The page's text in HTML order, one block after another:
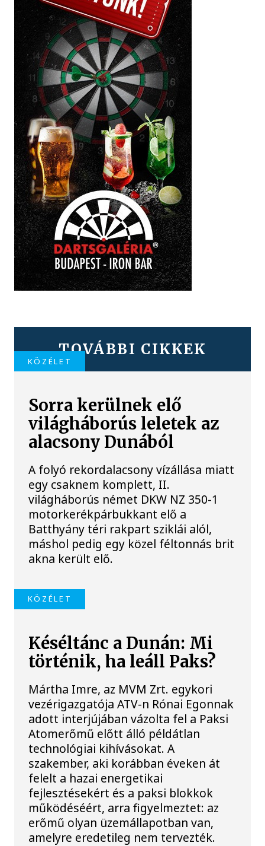
TOVÁBBI CIKKEK
KÖZÉLET
Sorra kerülnek elő
világháborús leletek az
alacsony Dunából
A folyó rekordalacsony vízállása miatt
egy csaknem komplett, II.
világháborús német DKW NZ 350-1
motorkerékpárbukkant elő a
Batthyány téri rakpart sziklái alól,
máshol pedig egy közel féltonnás brit
akna került elő.
KÖZÉLET
Késéltánc a Dunán: Mi
történik, ha leáll Paks?
Mártha Imre, az MVM Zrt. egykori
vezérigazgatója ATV-n Rónai Egonnak
adott interjújában vázolta fel a Paksi
Atomerőmű előtt álló példátlan
technológiai kihívásokat. A
szakember, aki korábban éveken át
felelt a hazai energetikai
fejlesztésekért és a paksi blokkok
működéséért, arra figyelmeztet: az
erőmű olyan üzemállapotban van,
amelyre eredetileg nem tervezték.